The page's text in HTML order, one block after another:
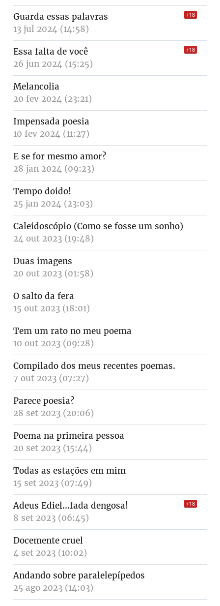
Guarda essas palavras +18
13 jul 2024 (14:58)
Essa falta de você +18
26 jun 2024 (15:25)
Melancolia
20 fev 2024 (23:21)
Impensada poesia
10 fev 2024 (11:27)
E se for mesmo amor?
28 jan 2024 (09:23)
Tempo doido!
25 jan 2024 (23:03)
Caleidoscópio (Como se fosse um sonho)
24 out 2023 (19:48)
Duas imagens
20 out 2023 (01:58)
O salto da fera
15 out 2023 (18:01)
Tem um rato no meu poema
10 out 2023 (09:28)
Compilado dos meus recentes poemas.
7 out 2023 (07:27)
Parece poesia?
28 set 2023 (20:06)
Poema na primeira pessoa
20 set 2023 (15:44)
Todas as estações em mim
15 set 2023 (07:49)
Adeus Ediel...fada dengosa! +18
8 set 2023 (06:45)
Docemente cruel
4 set 2023 (10:02)
Andando sobre paralelepípedos
25 ago 2023 (14:03)